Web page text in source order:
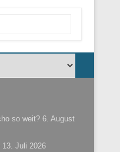
so weit? 6. August
13. Juli 2026